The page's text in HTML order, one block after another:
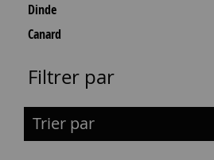
Dinde
Canard
Filtrer par
Trier par